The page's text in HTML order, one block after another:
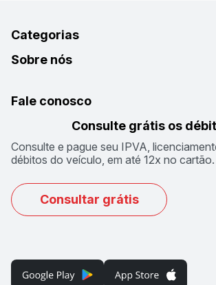
Categorias
Sobre nós
Fale conosco
Consulte grátis os
Consulte e pague seu IPVA,
débitos do veículo, em até 12x no cartão.
Consultar grátis